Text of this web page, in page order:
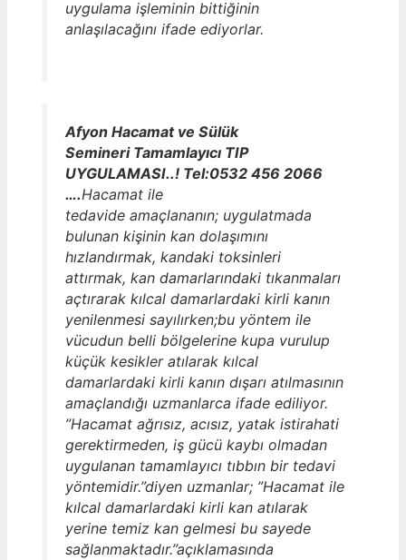
uygulama işleminin bittiğinin
anlaşılacağını ifade ediyorlar.
Afyon Hacamat ve Sülük
Semineri Tamamlayıcı TIP
UYGULAMASI..! Tel:0532 456 2066
….Hacamat ile
tedavide amaçlananın; uygulatmada
bulunan kişinin kan dolaşımını
hızlandırmak, kandaki toksinleri
attırmak, kan damarlarındaki tıkanmaları
açtırarak kılcal damarlardaki kirli kanın
yenilenmesi sayılırken;bu yöntem ile
vücudun belli bölgelerine kupa vurulup
küçük kesikler atılarak kılcal
damarlardaki kirli kanın dışarı atılmasının
amaçlandığı uzmanlarca ifade ediliyor.
”Hacamat ağrısız, acısız, yatak istirahati
gerektirmeden, iş gücü kaybı olmadan
uygulanan tamamlayıcı tıbbın bir tedavi
yöntemidir.”diyen uzmanlar; ”Hacamat ile
kılcal damarlardaki kirli kan atılarak
yerine temiz kan gelmesi bu sayede
sağlanmaktadır.”açıklamasında